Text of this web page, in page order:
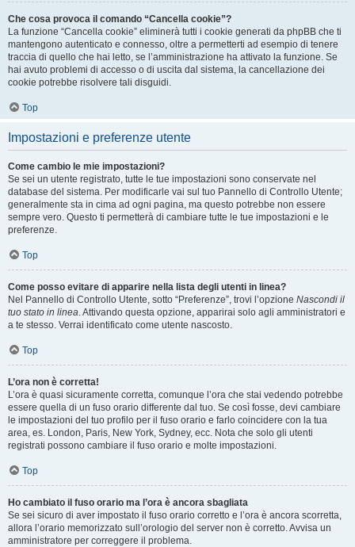
Che cosa provoca il comando “Cancella cookie”?
La funzione “Cancella cookie” eliminerà tutti i cookie generati da phpBB che ti
mantengono autenticato e connesso, oltre a permetterti ad esempio di tenere
traccia di quello che hai letto, se l’amministrazione ha attivato la funzione. Se
hai avuto problemi di accesso o di uscita dal sistema, la cancellazione dei
cookie potrebbe risolvere tali disguidi.
Top
Impostazioni e preferenze utente
Come cambio le mie impostazioni?
Se sei un utente registrato, tutte le tue impostazioni sono conservate nel
database del sistema. Per modificarle vai sul tuo Pannello di Controllo Utente;
generalmente sta in cima ad ogni pagina, ma questo potrebbe non essere
sempre vero. Questo ti permetterà di cambiare tutte le tue impostazioni e le
preferenze.
Top
Come posso evitare di apparire nella lista degli utenti in linea?
Nel Pannello di Controllo Utente, sotto “Preferenze”, trovi l’opzione Nascondi il
tuo stato in linea. Attivando questa opzione, apparirai solo agli amministratori e
a te stesso. Verrai identificato come utente nascosto.
Top
L’ora non è corretta!
L’ora è quasi sicuramente corretta, comunque l’ora che stai vedendo potrebbe
essere quella di un fuso orario differente dal tuo. Se così fosse, devi cambiare
le impostazioni del tuo profilo per il fuso orario e farlo coincidere con la tua
area, es. London, Paris, New York, Sydney, ecc. Nota che solo gli utenti
registrati possono cambiare il fuso orario e molte impostazioni.
Top
Ho cambiato il fuso orario ma l’ora è ancora sbagliata
Se sei sicuro di aver impostato il fuso orario corretto e l’ora è ancora scorretta,
allora l’orario memorizzato sull’orologio del server non è corretto. Avvisa un
amministratore per correggere il problema.